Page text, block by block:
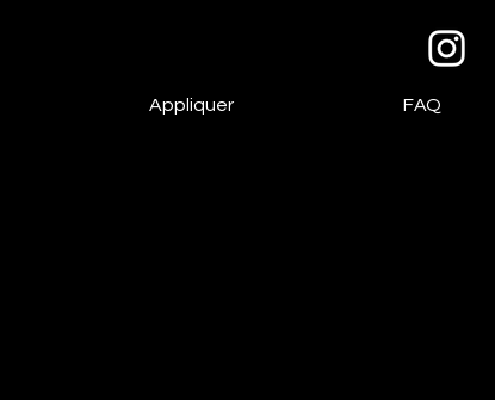
Appliquer FAQ